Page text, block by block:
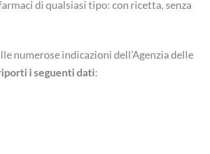
di qualsiasi tipo: con ricetta, senza
numerose indicazioni dell’Agenzia delle
i seguenti dati: